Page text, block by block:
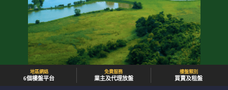
地區網絡
6個樓盤平台
免費服務
業主及代理放盤
樓盤類別
買賣及租盤